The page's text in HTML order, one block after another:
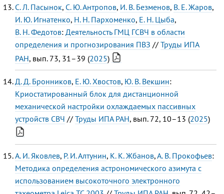
С. Л. Пасынок, С. Ю. Антропов, И. В. Безменов, В. Е. Жаров,
И. Ю. Игнатенко, Н. Н. Пархоменко, Е. Н. Цыба,
В. Н. Федотов: Деятельность ГМЦ ГСВЧ в области
определения и прогнозирования ПВЗ // Труды ИПА
РАН, вып. 73, 31–39 (2025)
Д. Д. Бронников, Е. Ю. Хвостов, Ю. В. Векшин:
Криостатированный блок для дистанционной
механической настройки охлаждаемых пассивных
устройств СВЧ // Труды ИПА РАН, вып. 72, 10–13 (2025)
А. И. Яковлев, Р. И. Алтунин, К. К. Жбанов,А. В. Прокофьев:
Методика определения астрономического азимута с
использованием высокоточного электронного